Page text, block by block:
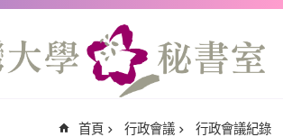
首頁 行政會議 行政會議紀錄